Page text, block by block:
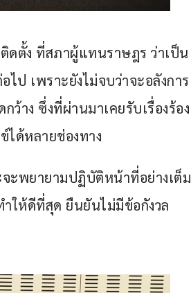
ดตั้ง ที่สภาผู้แทนราษฎร ว่าเป็น
ป เพราะยังไม่จบว่าจะอลังการ
าง ซึ่งที่ผ่านมาเคยรับเรื่องร้อง
ได้หลายช่องทาง
ะพยายามปฏิบัติหน้าที่อย่างเต็ม
ให้ดีที่สุด ยืนยันไม่มีข้อกังวล